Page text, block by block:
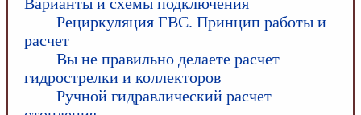
Рециркуляция ГВС. Принцип работы и
расчет
Вы не правильно делаете расчет
гидрострелки и коллекторов
Ручной гидравлический расчет